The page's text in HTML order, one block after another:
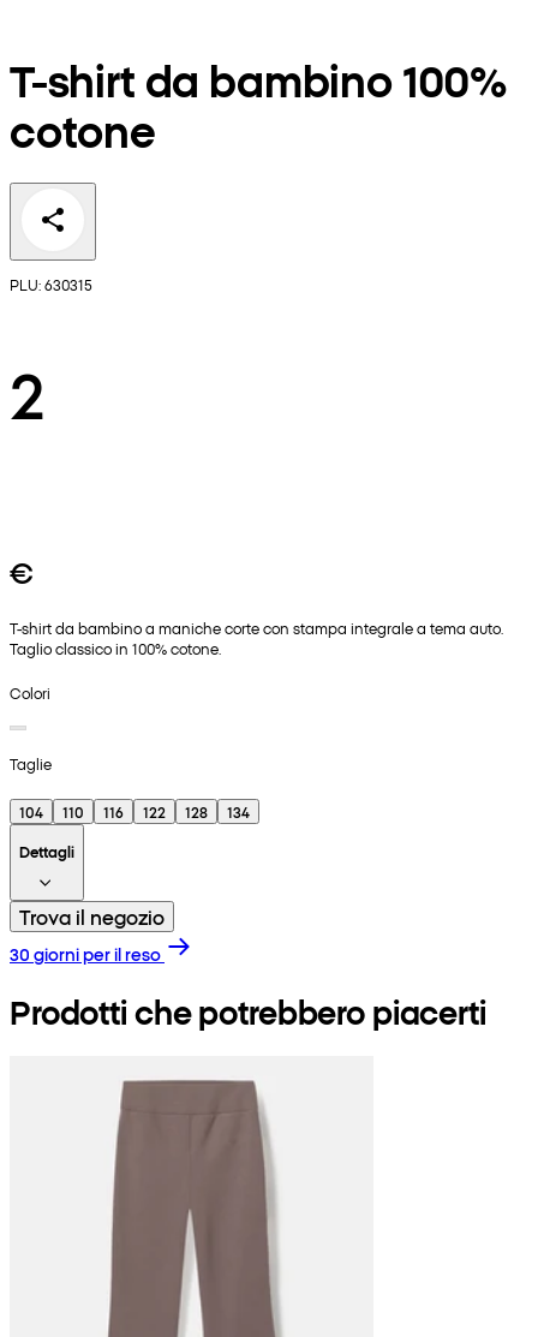
T-shirt da bambino 100%
cotone
PLU: 630315
2
€
T-shirt da bambino a maniche corte con stampa integrale a tema auto.
Taglio classico in 100% cotone.
Colori
Taglie
104 110 116 122 128
134
Dettagli
Trova il negozio
30 giorni per il reso
Prodotti che potrebbero piacerti